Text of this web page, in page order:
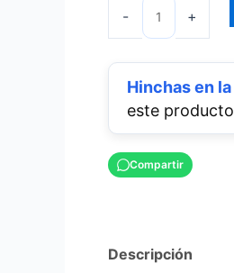
- +
este producto
Compartir
Descripción